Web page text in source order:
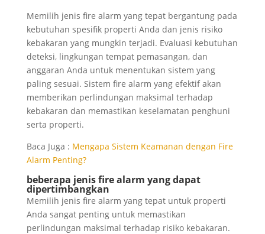
Memilih jenis fire alarm yang tepat bergantung pada
kebutuhan spesifik properti Anda dan jenis risiko
kebakaran yang mungkin terjadi. Evaluasi kebutuhan
deteksi, lingkungan tempat pemasangan, dan
anggaran Anda untuk menentukan sistem yang
paling sesuai. Sistem fire alarm yang efektif akan
memberikan perlindungan maksimal terhadap
kebakaran dan memastikan keselamatan penghuni
serta properti.
Baca Juga : Mengapa Sistem Keamanan dengan Fire
Alarm Penting?
beberapa jenis fire alarm yang dapat
dipertimbangkan
Memilih jenis fire alarm yang tepat untuk properti
Anda sangat penting untuk memastikan
perlindungan maksimal terhadap risiko kebakaran.